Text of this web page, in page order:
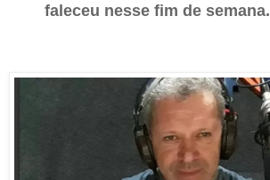
faleceu nesse fim de semana.